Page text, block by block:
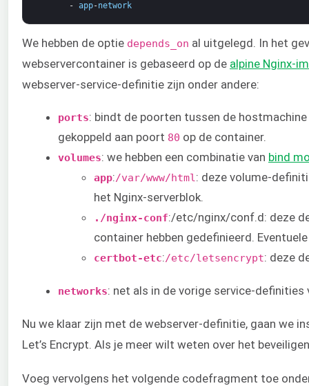
- app-network
We hebben de optie depends_on al uitgelegd. In het
webservercontainer is gebaseerd op de alpine Nginx-
webserver-service-definitie zijn onder andere:
ports: bindt de poorten tussen de
gekoppeld aan poort 80 op de container.
volumes: we hebben een combinatie van bind
app:/var/www/html: deze volume-
het Nginx-serverblok.
./nginx-conf:/etc/nginx/conf.d: deze
container hebben gedefinieerd.
certbot-etc:/etc/letsencrypt: deze
networks: net als in de vorige service-
Nu we klaar zijn met de webserver-definitie, gaan we
Let’s Encrypt. Als je meer wilt weten over het
Voeg vervolgens het volgende codefragment toe